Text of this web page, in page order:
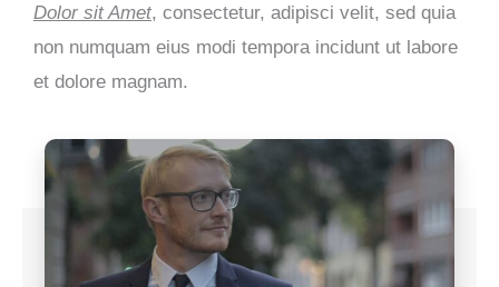
Dolor sit Amet, consectetur, adipisci velit, sed quia
non numquam eius modi tempora incidunt ut labore
et dolore magnam.